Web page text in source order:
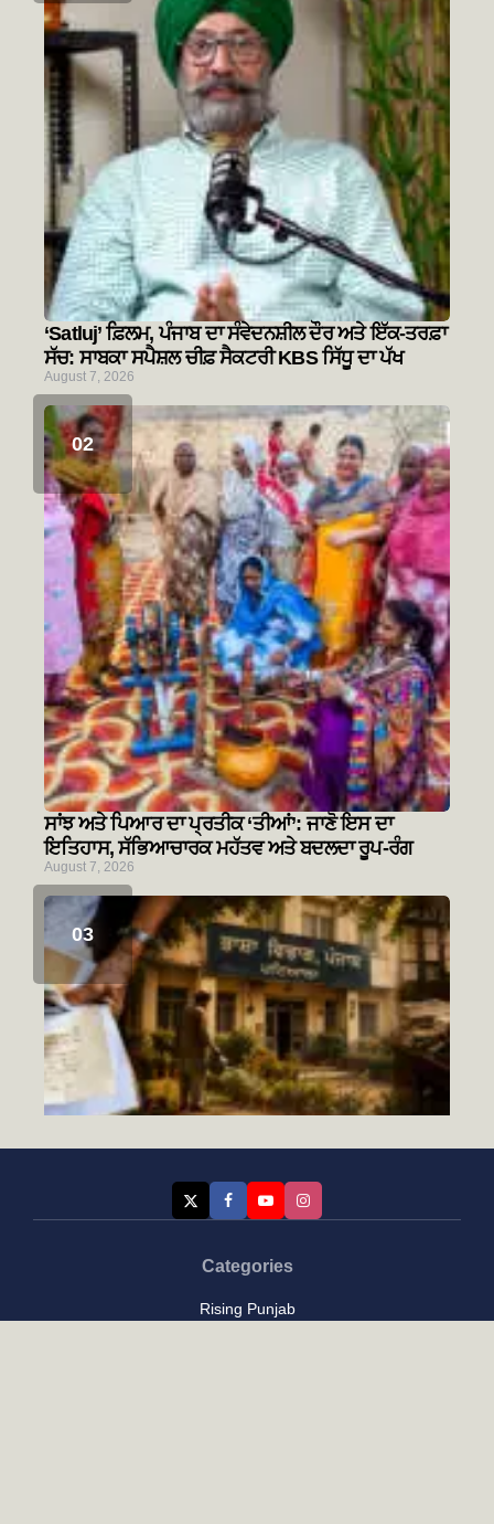
‘Satluj’ ਫ਼ਿਲਮ, ਪੰਜਾਬ ਦਾ ਸੰਵੇਦਨਸ਼ੀਲ ਦੌਰ ਅਤੇ ਇੱਕ-ਤਰਫ਼ਾ
ਸੱਚ: ਸਾਬਕਾ ਸਪੈਸ਼ਲ ਚੀਫ਼ ਸੈਕਟਰੀ KBS ਸਿੱਧੂ ਦਾ ਪੱਖ
August 7, 2026
ਸਾਂਝ ਅਤੇ ਪਿਆਰ ਦਾ ਪ੍ਰਤੀਕ ‘ਤੀਆਂ’: ਜਾਣੋ ਇਸ ਦਾ
ਇਤਿਹਾਸ, ਸੱਭਿਆਚਾਰਕ ਮਹੱਤਵ ਅਤੇ ਬਦਲਦਾ ਰੂਪ-ਰੰਗ
August 7, 2026
ਭਲੇ ਦਿਨਾਂ ਦੀਆਂ ਗੱਲਾਂ-(1)
Categories
Rising Punjab